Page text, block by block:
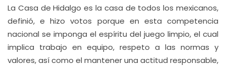
La Casa de Hidalgo es la casa de todos los mexicanos,
definió, e hizo votos porque en esta competencia
nacional se imponga el espíritu del juego limpio, el cual
implica trabajo en equipo, respeto a las normas y
valores, así como el mantener una actitud responsable,